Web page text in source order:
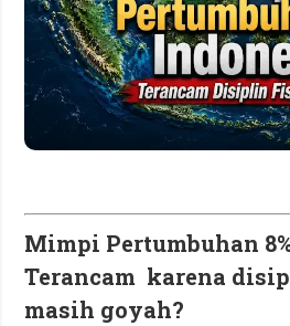
Mimpi Pertumbuhan
Terancam karena
masih goyah?